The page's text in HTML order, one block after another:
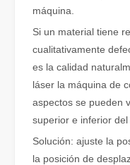
La soldadura láser ha
máquina.
Si un material tiene
cualitativamente
es la calidad
láser la máquina de
aspectos se pueden
superior e inferior del
Solución: ajuste la
la posición de